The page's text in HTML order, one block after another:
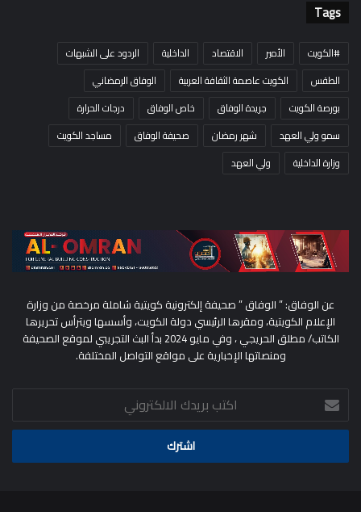
Tags
#الكويت الأمير الاقتصاد الداخلية
الردود على الشبهات
الطقس
الكويت عاصمة الثقافة العربية
الوفاق الرمضاني
بورصة الكويت
جريدة الوفاق خاص الوفاق
درجات الحرارة
سمو ولي العهد
شهر رمضان صحيفة الوفاق
مساجد الكويت
وزارة الداخلية
ولي العهد
عن الوفاق: ” الوفاق ” صحيفة إلكترونية كويتية شاملة مرخصة من وزارة
الإعلام الكويتية، ومقرها الرئيسي دولة الكويت، وأسسها ويترأس تحريرها
الكاتب/ مطلق الحريجي ، وفي مايو 2024 بدأ البث التجريبي لموقع الصحيفة
ومنصاتها الإخبارية على مواقع التواصل المختلفة.
اكتب
بريدك
الالكتروني